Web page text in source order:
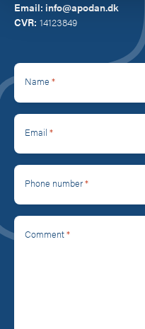
Email: info@apodan.dk
CVR: 14123849
Name *
Email *
Phone number*
Comment*